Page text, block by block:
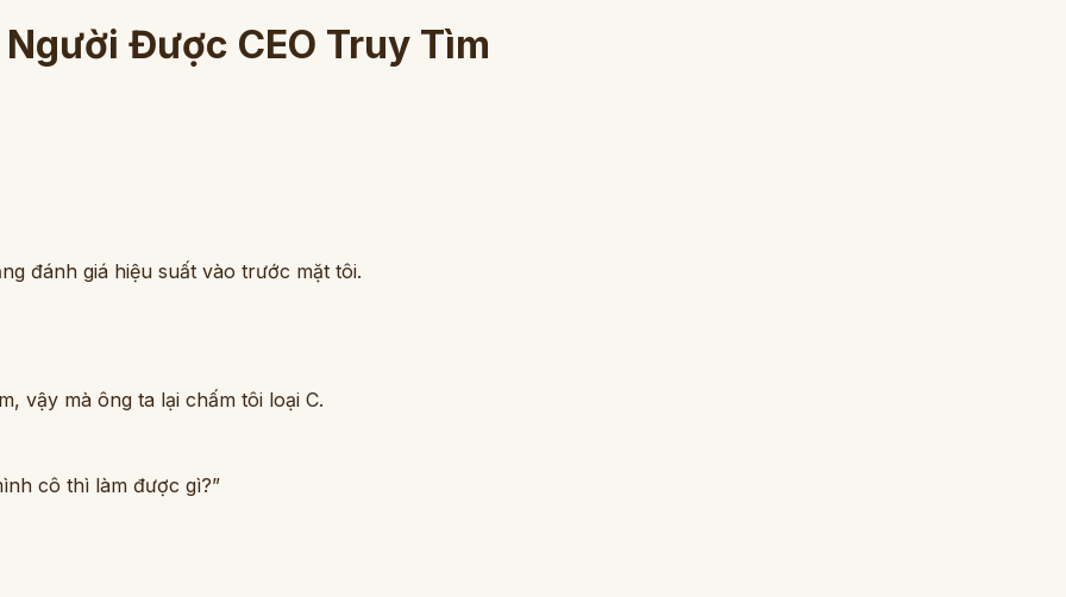
Được CEO Truy Tìm
đánh giá hiệu suất vào trước mặt tôi.
vậy mà ông ta lại chấm tôi loại C.
cô thì làm được gì?”